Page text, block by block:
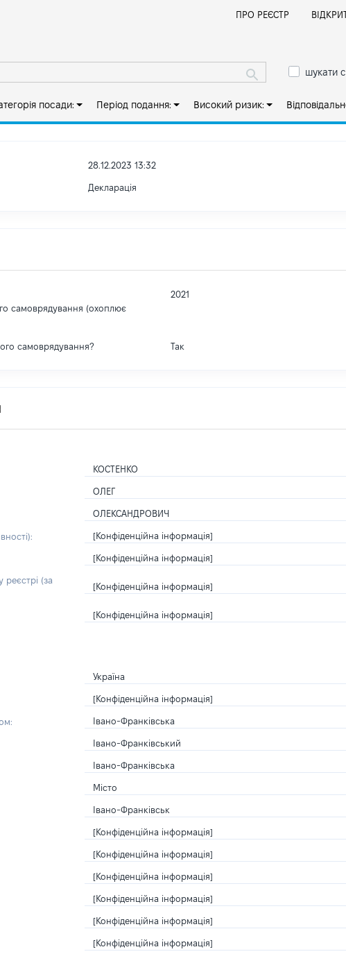
ПРО РЕЄСТР
шукати
посади: Період подання: Високий ризик:
28.12.2023 13:32
Декларація
самоврядування (охоплює
2021
самоврядування? Так
КОСТЕНКО
ОЛЕГ
ОЛЕКСАНДРОВИЧ
[Конфіденційна інформація]
[Конфіденційна інформація]
(за
[Конфіденційна інформація]
[Конфіденційна інформація]
Україна
[Конфіденційна інформація]
Івано-Франківська
Івано-Франківський
Івано-Франківська
Місто
Івано-Франківськ
[Конфіденційна інформація]
[Конфіденційна інформація]
[Конфіденційна інформація]
[Конфіденційна інформація]
[Конфіденційна інформація]
[Конфіденційна інформація]